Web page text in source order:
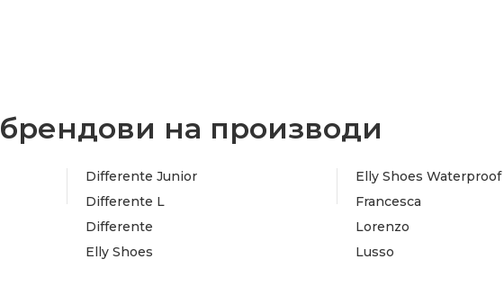
на производи
Differente Junior
Differente L
Differente
Elly Shoes
Elly Shoes Waterproof
Francesca
Lorenzo
Lusso